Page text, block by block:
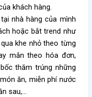
khách hàng.
nhà hàng của mình
hoặc bắt trend như
khe nhỏ theo từng
mắn theo hóa đơn,
thăm trúng những
ăn, miễn phí nước
sau,…